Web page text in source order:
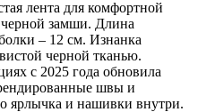
лента для комфортной
черной замши. Длина
– 12 см. Изнанка
черной тканью.
с 2025 года обновила
швы и
ярлычка и нашивки внутри.